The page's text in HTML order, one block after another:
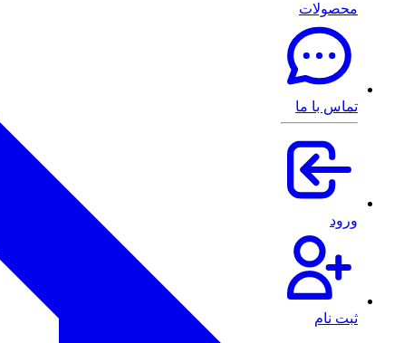
محصولات
تماس با ما
ورود
ثبت نام